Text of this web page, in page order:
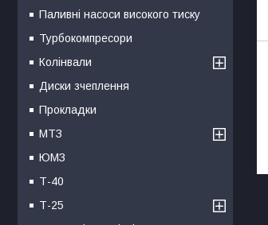
Паливні насоси високого тиску
Турбокомпресори
Колінвали
Диски зчеплення
Прокладки
МТЗ
ЮМЗ
Т-40
Т-25